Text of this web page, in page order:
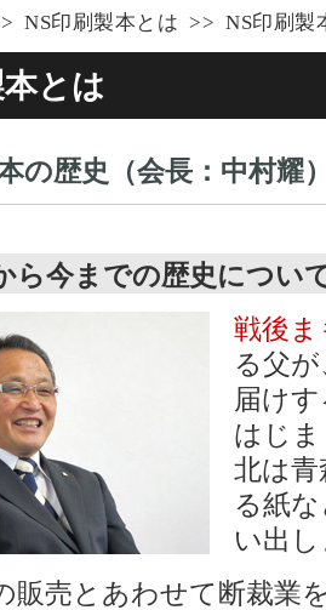
NS印刷製本とは >> NS印刷製
とは
の歴史（会長：中村耀
ら今までの歴史につい
戦後
る父
届け
はじ
北は
る紙
い出
販売とあわせて断裁業